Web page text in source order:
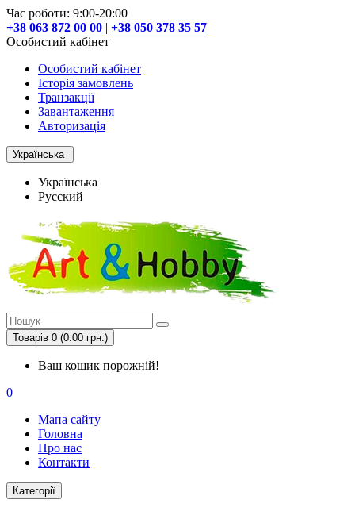
Час роботи: 9:00-20:00
+38 063 872 00 00 | +38 050 378 35 57
Особистий кабінет
Особистий кабінет
Історія замовлень
Транзакції
Завантаження
Авторизація
Українська
Українська
Русский
Товарів 0 (0.00 грн.)
Ваш кошик порожній!
0
Мапа сайту
Головна
Про нас
Контакти
Категорії